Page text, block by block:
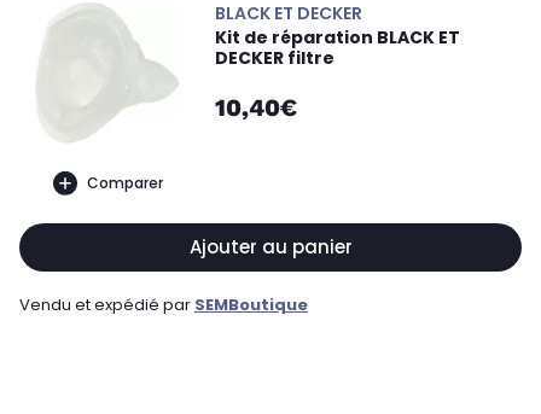
Comparer
BLACK ET DECKER
Kit de réparation BLACK ET
DECKER filtre
10,40€
Ajouter au panier
Vendu et expédié par SEMBoutique